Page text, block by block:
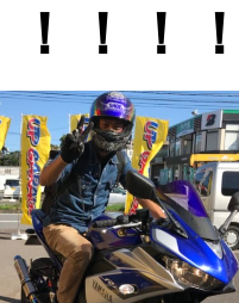
！！！